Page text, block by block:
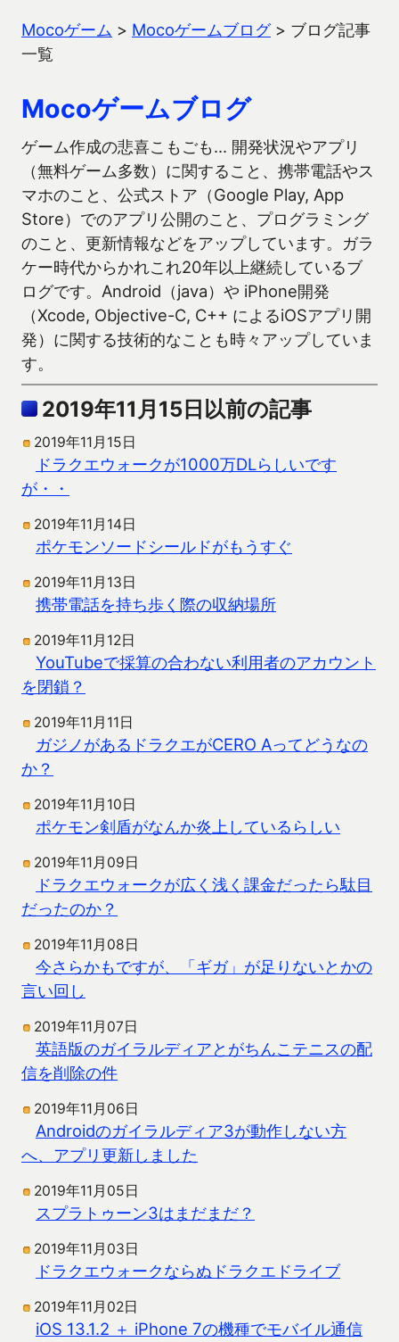
Mocoゲーム > Mocoゲームブログ> ブログ記事
一覧
Mocoゲームブログ
ゲーム作成の悲喜こもごも… 開発状況やアプリ
（無料ゲーム多数）に関すること、携帯電話やス
マホのこと、公式ストア（Google Play, App
Store）でのアプリ公開のこと、プログラミング
のこと、更新情報などをアップしています。ガラ
ケー時代からかれこれ20年以上継続しているブ
ログです。Android（java）や iPhone開発
（Xcode, Objective-C, C++ によるiOSアプリ開
発）に関する技術的なことも時々アップしていま
す。
2019年11月15日以前の記事
2019年11月15日
ドラクエウォークが1000万DLらしいです
が・・
2019年11月14日
ポケモンソードシールドがもうすぐ
2019年11月13日
携帯電話を持ち歩く際の収納場所
2019年11月12日
YouTubeで採算の合わない利用者のアカウント
を閉鎖？
2019年11月11日
ガジノがあるドラクエがCERO Aってどうなの
か？
2019年11月10日
ポケモン剣盾がなんか炎上しているらしい
2019年11月09日
ドラクエウォークが広く浅く課金だったら駄目
だったのか？
2019年11月08日
今さらかもですが、「ギガ」が足りないとかの
言い回し
2019年11月07日
英語版のガイラルディアとがちんこテニスの配
信を削除の件
2019年11月06日
Androidのガイラルディア3が動作しない方
へ、アプリ更新しました
2019年11月05日
スプラトゥーン3はまだまだ？
2019年11月03日
ドラクエウォークならぬドラクエドライブ
2019年11月02日
iOS 13.1.2 ＋ iPhone 7の機種でモバイル通信